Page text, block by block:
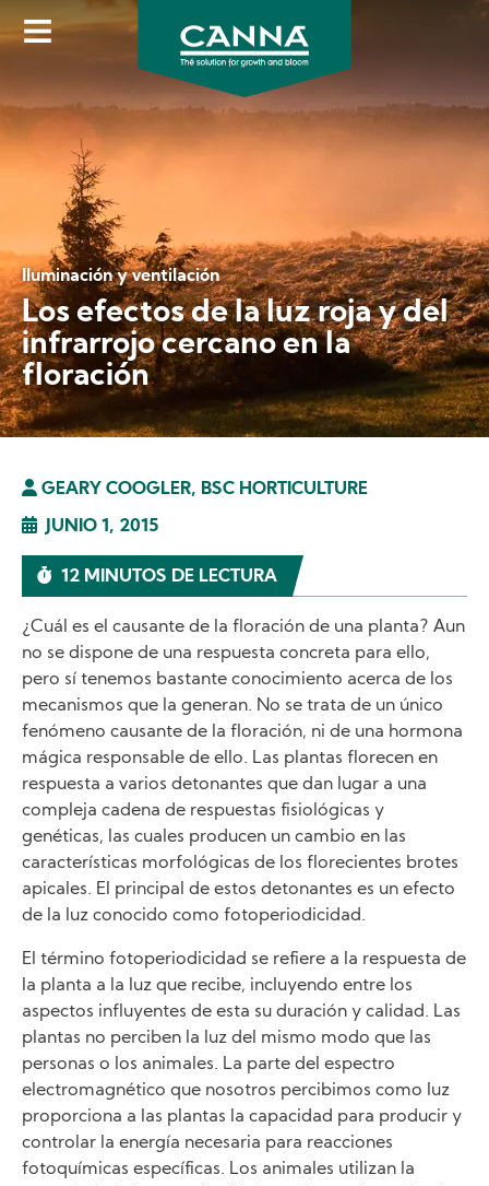
Skip
content
Iluminación y ventilación
Los efectos de la luz roja y del
infrarrojo cercano en la
floración
GEARY COOGLER, BSC HORTICULTURE
JUNIO 1, 2015
12 MINUTOS DE LECTURA
¿Cuál es el causante de la floración de una planta? Aun
no se dispone de una respuesta concreta para ello,
pero sí tenemos bastante conocimiento acerca de los
mecanismos que la generan. No se trata de un único
fenómeno causante de la floración, ni de una hormona
mágica responsable de ello. Las plantas florecen en
respuesta a varios detonantes que dan lugar a una
compleja cadena de respuestas fisiológicas y
genéticas, las cuales producen un cambio en las
características morfológicas de los florecientes brotes
apicales. El principal de estos detonantes es un efecto
de la luz conocido como fotoperiodicidad.
El término fotoperiodicidad se refiere a la respuesta de
la planta a la luz que recibe, incluyendo entre los
aspectos influyentes de esta su duración y calidad. Las
plantas no perciben la luz del mismo modo que las
personas o los animales. La parte del espectro
electromagnético que nosotros percibimos como luz
proporciona a las plantas la capacidad para producir y
controlar la energía necesaria para reacciones
fotoquímicas específicas. Los animales utilizan la